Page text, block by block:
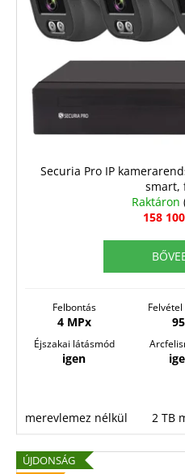
Securia Pro IP
smart,
Raktáron
158
Felbontás
4 MPx
Éjszakai látásmód
igen
merevlemez nélkül 2 TB
ÚJDONSÁG